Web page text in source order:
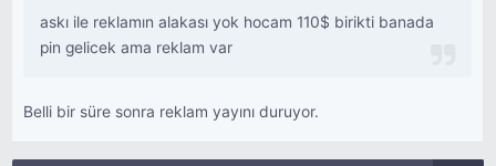
askı ile reklamın alakası yok hocam 110$ birikti banada
pin gelicek ama reklam var
Belli bir süre sonra reklam yayını duruyor.